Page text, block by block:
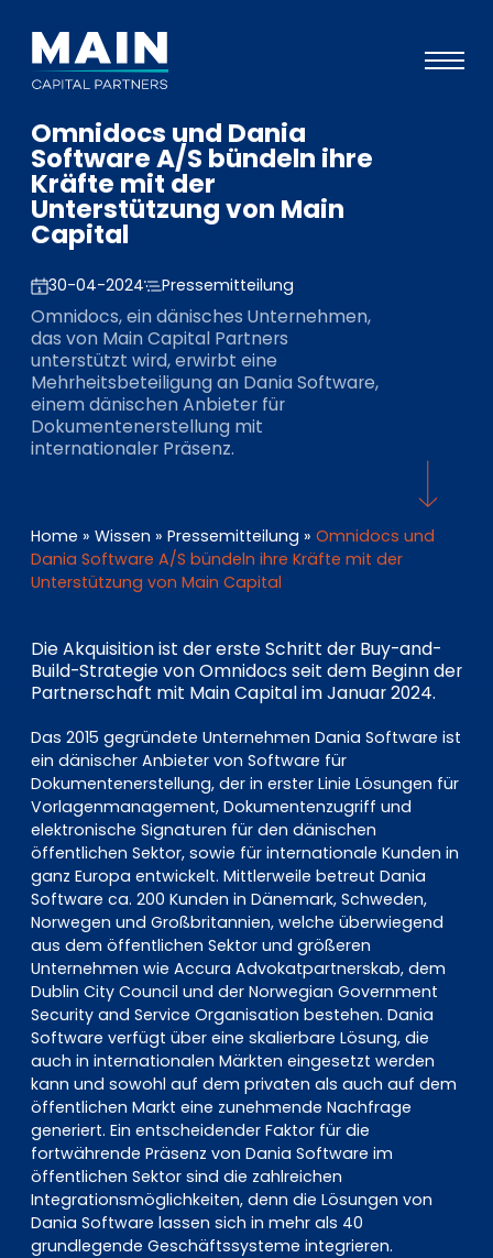
Portfolio
Wissen
Veranstaltungen
Investoren
ESG
Über uns
Team
Omnidocs und Dania
Software A/S bündeln ihre
Kräfte mit der
Unterstützung von Main
Capital
30-04-2024 Pressemitteilung
Omnidocs, ein dänisches Unternehmen,
das von Main Capital Partners
unterstützt wird, erwirbt eine
Mehrheitsbeteiligung an Dania Software,
einem dänischen Anbieter für
Dokumentenerstellung mit
internationaler Präsenz.
Home » Wissen » Pressemitteilung » Omnidocs und
Dania Software A/S bündeln ihre Kräfte mit der
Unterstützung von Main Capital
Die Akquisition ist der erste Schritt der Buy-and-
Build-Strategie von Omnidocs seit dem Beginn der
Partnerschaft mit Main Capital im Januar 2024.
Das 2015 gegründete Unternehmen Dania Software ist
ein dänischer Anbieter von Software für
Dokumentenerstellung, der in erster Linie Lösungen für
Vorlagenmanagement, Dokumentenzugriff und
elektronische Signaturen für den dänischen
öffentlichen Sektor, sowie für internationale Kunden in
ganz Europa entwickelt. Mittlerweile betreut Dania
Software ca. 200 Kunden in Dänemark, Schweden,
Norwegen und Großbritannien, welche überwiegend
aus dem öffentlichen Sektor und größeren
Unternehmen wie Accura Advokatpartnerskab, dem
Dublin City Council und der Norwegian Government
Security and Service Organisation bestehen. Dania
Software verfügt über eine skalierbare Lösung, die
auch in internationalen Märkten eingesetzt werden
kann und sowohl auf dem privaten als auch auf dem
öffentlichen Markt eine zunehmende Nachfrage
generiert. Ein entscheidender Faktor für die
fortwährende Präsenz von Dania Software im
öffentlichen Sektor sind die zahlreichen
Integrationsmöglichkeiten, denn die Lösungen von
Dania Software lassen sich in mehr als 40
grundlegende Geschäftssysteme integrieren.